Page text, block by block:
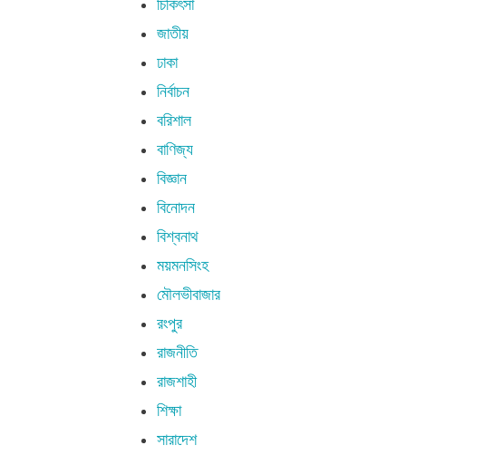
চিকিৎসা
জাতীয়
ঢাকা
নির্বাচন
বরিশাল
বাণিজ্য
বিজ্ঞান
বিনোদন
বিশ্বনাথ
ময়মনসিংহ
মৌলভীবাজার
রংপুর
রাজনীতি
রাজশাহী
শিক্ষা
সারাদেশ